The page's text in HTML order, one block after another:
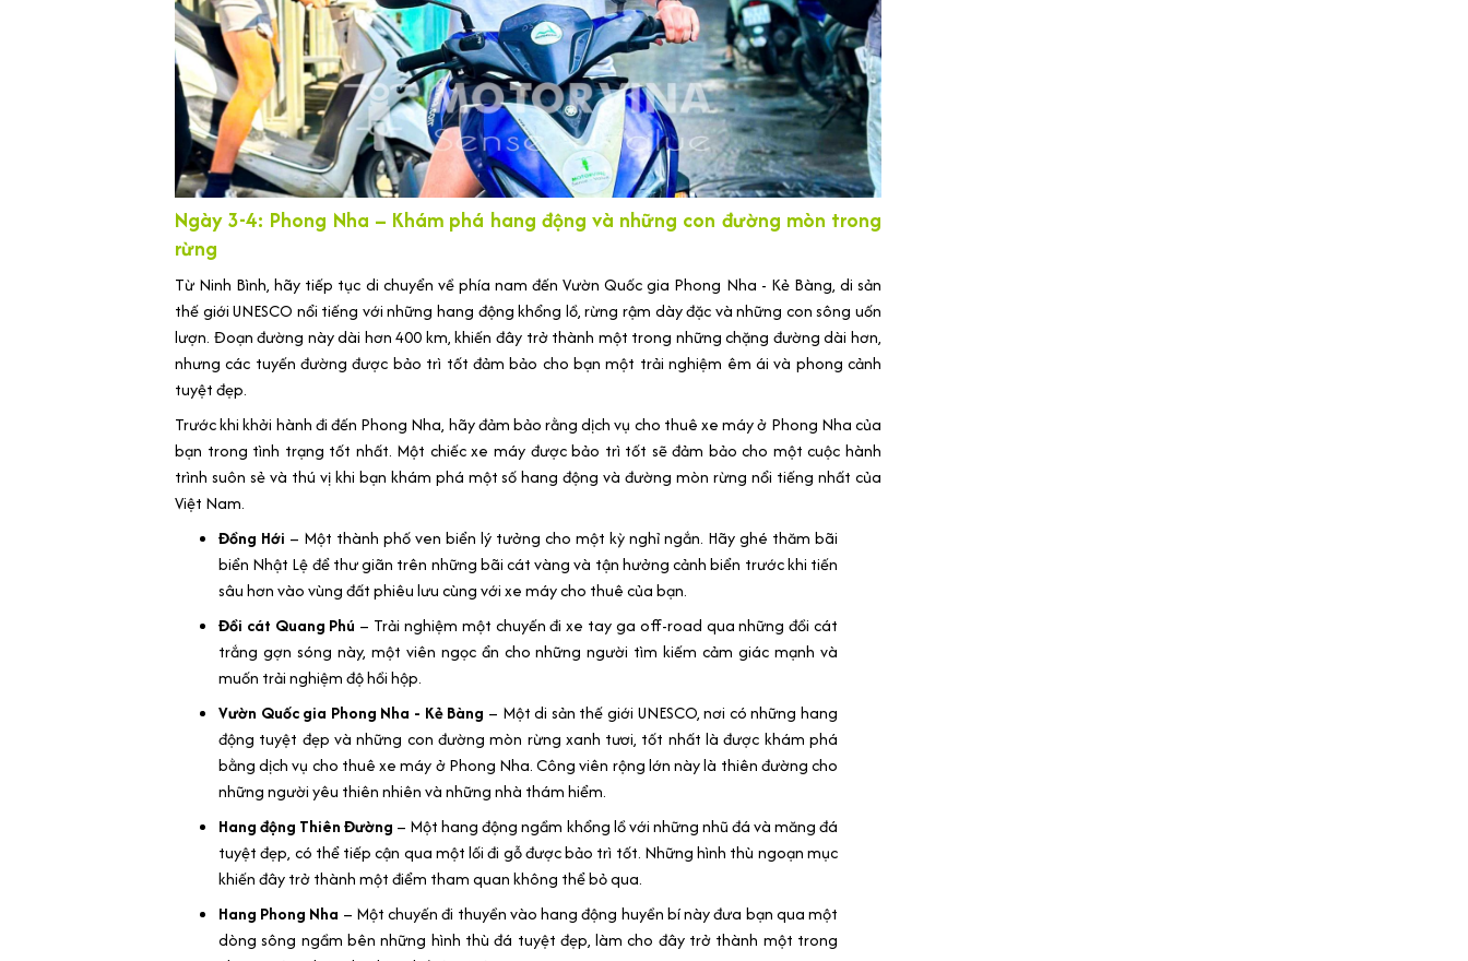
Ngày 3-4: Phong Nha – Khám phá hang động và những con đường mòn trong
rừng
Từ Ninh Bình, hãy tiếp tục di chuyển về phía nam đến Vườn Quốc gia Phong Nha - Kẻ Bàng, di sản
thế giới UNESCO nổi tiếng với những hang động khổng lồ, rừng rậm dày đặc và những con sông uốn
lượn. Đoạn đường này dài hơn 400 km, khiến đây trở thành một trong những chặng đường dài hơn,
nhưng các tuyến đường được bảo trì tốt đảm bảo cho bạn một trải nghiệm êm ái và phong cảnh
tuyệt đẹp.
Trước khi khởi hành đi đến Phong Nha, hãy đảm bảo rằng dịch vụ cho thuê xe máy ở Phong Nha của
bạn trong tình trạng tốt nhất. Một chiếc xe máy được bảo trì tốt sẽ đảm bảo cho một cuộc hành
trình suôn sẻ và thú vị khi bạn khám phá một số hang động và đường mòn rừng nổi tiếng nhất của
Việt Nam.
Đồng Hới – Một thành phố ven biển lý tưởng cho một kỳ nghỉ ngắn. Hãy ghé thăm bãi
biển Nhật Lệ để thư giãn trên những bãi cát vàng và tận hưởng cảnh biển trước khi tiến
sâu hơn vào vùng đất phiêu lưu cùng với xe máy cho thuê của bạn.
Đồi cát Quang Phú – Trải nghiệm một chuyến đi xe tay ga off-road qua những đồi cát
trắng gợn sóng này, một viên ngọc ẩn cho những người tìm kiếm cảm giác mạnh và
muốn trải nghiệm độ hồi hộp.
Vườn Quốc gia Phong Nha - Kẻ Bàng – Một di sản thế giới UNESCO, nơi có những hang
động tuyệt đẹp và những con đường mòn rừng xanh tươi, tốt nhất là được khám phá
bằng dịch vụ cho thuê xe máy ở Phong Nha. Công viên rộng lớn này là thiên đường cho
những người yêu thiên nhiên và những nhà thám hiểm.
Hang động Thiên Đường – Một hang động ngầm khổng lồ với những nhũ đá và măng đá
tuyệt đẹp, có thể tiếp cận qua một lối đi gỗ được bảo trì tốt. Những hình thù ngoạn mục
khiến đây trở thành một điểm tham quan không thể bỏ qua.
Hang Phong Nha – Một chuyến đi thuyền vào hang động huyền bí này đưa bạn qua một
dòng sông ngầm bên những hình thù đá tuyệt đẹp, làm cho đây trở thành một trong